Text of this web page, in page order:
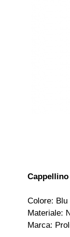
Colore: Blu
Materiale:
Marca: